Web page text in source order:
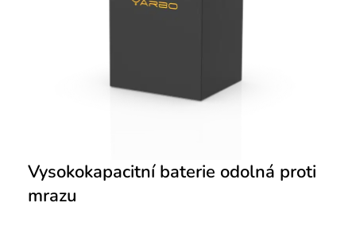
Vysokokapacitní baterie odolná proti
mrazu